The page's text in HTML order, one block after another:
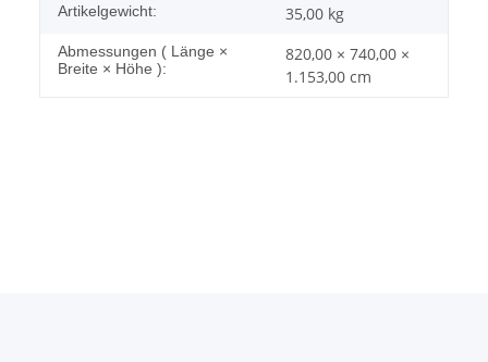
Artikelgewicht: 35,00 kg
Abmessungen ( Länge ×
Breite × Höhe ):
820,00 × 740,00 ×
1.153,00 cm